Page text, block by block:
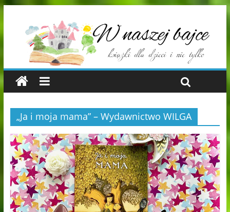
„Ja i moja mama” – Wydawnictwo WILGA